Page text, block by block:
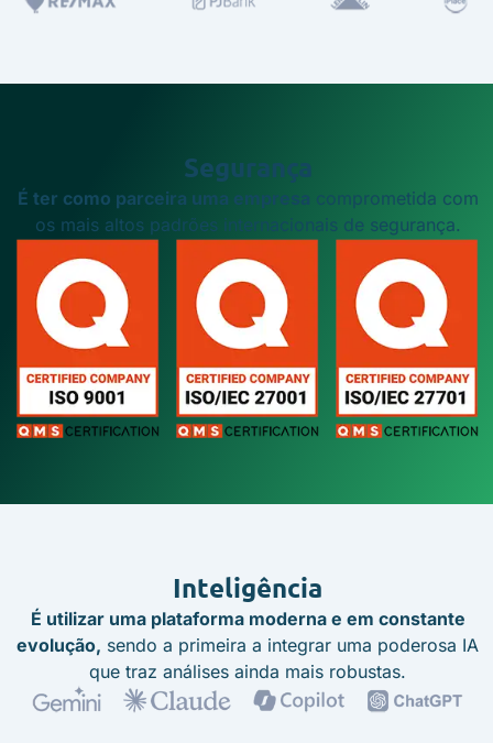
Segurança
É ter como parceira uma empresa comprometida com
os mais altos padrões internacionais de segurança.
Inteligência
É utilizar uma plataforma moderna e em constante
evolução, sendo a primeira a integrar uma poderosa IA
que traz análises ainda mais robustas.